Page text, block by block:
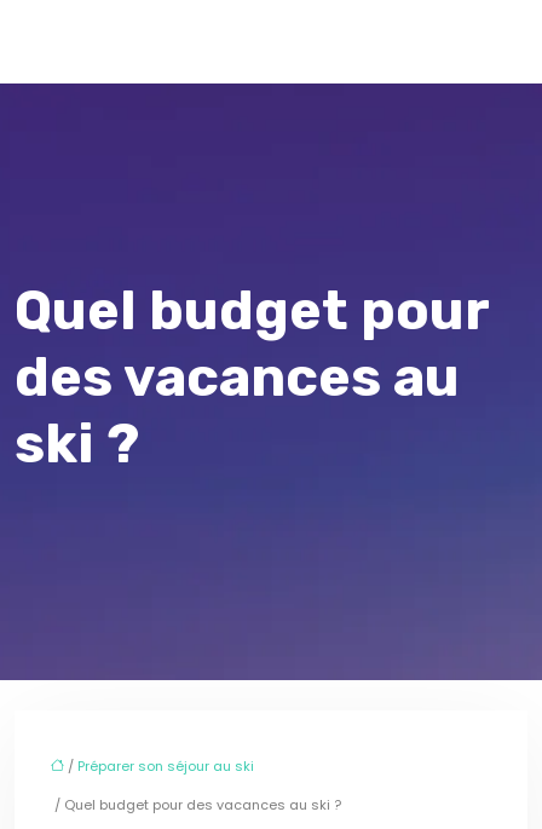
Quel budget pour
des vacances au
ski ?
/ Préparer son séjour au ski
/ Quel budget pour des vacances au ski ?